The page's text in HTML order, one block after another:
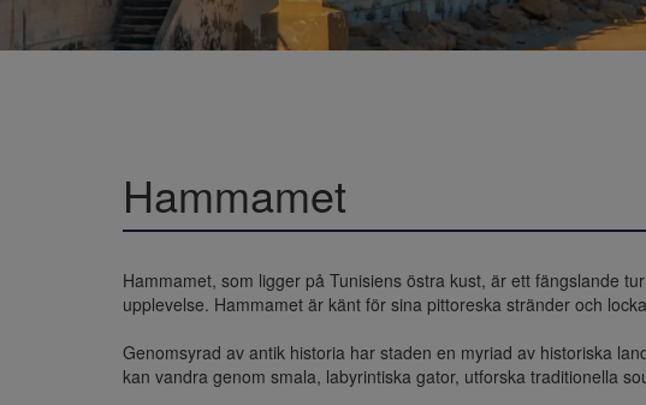
Hammamet
Hammamet, som ligger på Tunisiens östra kust, är ett fängslande
upplevelse. Hammamet är känt för sina pittoreska stränder och
Genomsyrad av antik historia har staden en myriad av historiska
kan vandra genom smala, labyrintiska gator, utforska traditionella